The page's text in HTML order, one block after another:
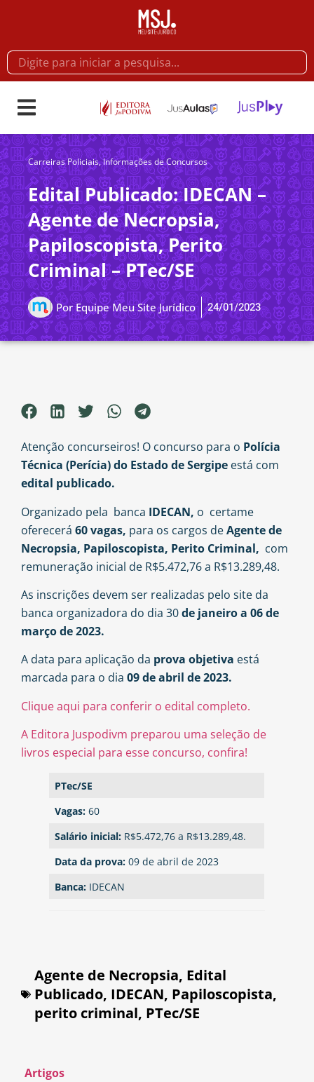
Carreiras Policiais,Informações de Concursos
Edital Publicado: IDECAN –
Agente de Necropsia,
Papiloscopista, Perito
Criminal – PTec/SE
PorEquipe Meu Site Jurídico 24/01/2023
Atenção concurseiros! O concurso para o Polícia
Técnica (Perícia) do Estado de Sergipe está com
edital publicado.
Organizado pela banca IDECAN, o certame
oferecerá 60 vagas, para os cargos deAgente de
Necropsia, Papiloscopista, Perito Criminal, com
remuneração inicial de R$5.472,76 a R$13.289,48.
As inscrições devem ser realizadas pelo site da
banca organizadora do dia 30de janeiro a 06 de
março de 2023.
A data para aplicação da prova objetiva está
marcada para o dia 09 de abril de 2023.
Clique aqui para conferir o edital completo.
A Editora Juspodivm preparou uma seleção de
livros especial para esse concurso, confira!
PTec/SE
Vagas: 60
Salário inicial: R$5.472,76 a R$13.289,48.
Data da prova:09 de abril de 2023
Banca: IDECAN
Agente de Necropsia, Edital
Publicado, IDECAN, Papiloscopista,
perito criminal, PTec/SE
Artigos